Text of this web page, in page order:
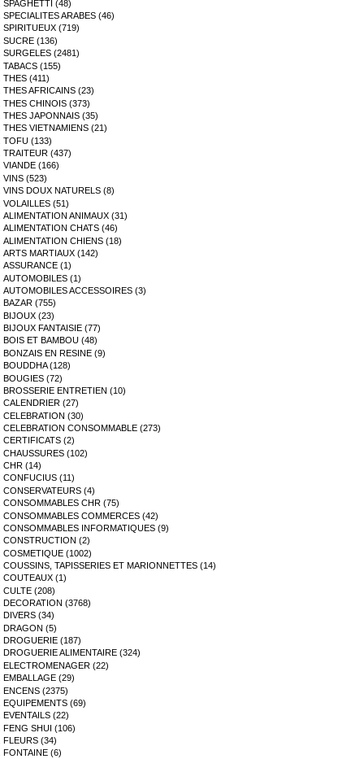
SPAGHETTI (48)
SPECIALITES ARABES (46)
SPIRITUEUX (719)
SUCRE (136)
SURGELES (2481)
TABACS (155)
THES (411)
THES AFRICAINS (23)
THES CHINOIS (373)
THES JAPONNAIS (35)
THES VIETNAMIENS (21)
TOFU (133)
TRAITEUR (437)
VIANDE (166)
VINS (523)
VINS DOUX NATURELS (8)
VOLAILLES (51)
ALIMENTATION ANIMAUX (31)
ALIMENTATION CHATS (46)
ALIMENTATION CHIENS (18)
ARTS MARTIAUX (142)
ASSURANCE (1)
AUTOMOBILES (1)
AUTOMOBILES ACCESSOIRES (3)
BAZAR (755)
BIJOUX (23)
BIJOUX FANTAISIE (77)
BOIS ET BAMBOU (48)
BONZAIS EN RESINE (9)
BOUDDHA (128)
BOUGIES (72)
BROSSERIE ENTRETIEN (10)
CALENDRIER (27)
CELEBRATION (30)
CELEBRATION CONSOMMABLE (273)
CERTIFICATS (2)
CHAUSSURES (102)
CHR (14)
CONFUCIUS (11)
CONSERVATEURS (4)
CONSOMMABLES CHR (75)
CONSOMMABLES COMMERCES (42)
CONSOMMABLES INFORMATIQUES (9)
CONSTRUCTION (2)
COSMETIQUE (1002)
COUSSINS, TAPISSERIES ET MARIONNETTES (14)
COUTEAUX (1)
CULTE (208)
DECORATION (3768)
DIVERS (34)
DRAGON (5)
DROGUERIE (187)
DROGUERIE ALIMENTAIRE (324)
ELECTROMENAGER (22)
EMBALLAGE (29)
ENCENS (2375)
EQUIPEMENTS (69)
EVENTAILS (22)
FENG SHUI (106)
FLEURS (34)
FONTAINE (6)